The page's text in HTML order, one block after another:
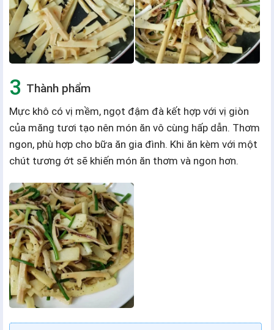
Thành phẩm
Mực khô có vị mềm, ngọt đậm đà kết hợp với vị giòn
của măng tươi tạo nên món ăn vô cùng hấp dẫn. Thơm
ngon, phù hợp cho bữa ăn gia đình. Khi ăn kèm với một
chút tương ớt sẽ khiến món ăn thơm và ngon hơn.